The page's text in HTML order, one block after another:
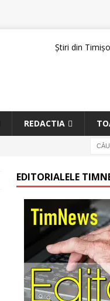
Știri din
REDACTIA
EDITORIALELE